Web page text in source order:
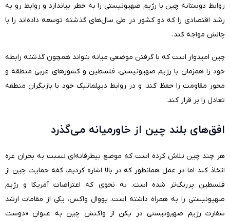
روابط دوستانه چین با رژیم صهیونیستی را به خطر بیاندازد و روابط رو به
رشد اقتصادی را که دو کشور در طی سال‌های گذشته توسعه داده‌اند را با
چالش مواجه کند.
چین امیدوار است که با گرفتن موضعی میانه بتواند همچون گذشته رابطه
خود را همزمان با رژیم صهیونیستی، فلسطین و کشورهای عربی منطقه و
محور مقاومت را حفظ کند، و در روابط دیپلماتیک خود با بازیگران منطقه
تعادل را بر قرار کند.
افق‌های بلند چین از خاورمیانه می‌گذرد
هر چند چین تلاش کرده است که موضع بیطرفانه‌ای نسبت به بحران غزه
اتخاذ کند اما در عمل همانطور که در بالا اشاره کردیم، کفه حمایت چین از
فلسطین پر‌رنگ‌تر شده است. به نحوی که اعتراضات آمریکا و رژیم
صهیونیستی را به همراه داشته است. یووال واکس، یکی از مقامات ارشد
سفارت رژیم صهیونیستی در پکن از واکنش چین به عنوان «دوست